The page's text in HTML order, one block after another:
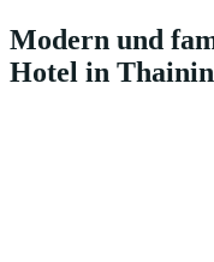
Modern und
Hotel in